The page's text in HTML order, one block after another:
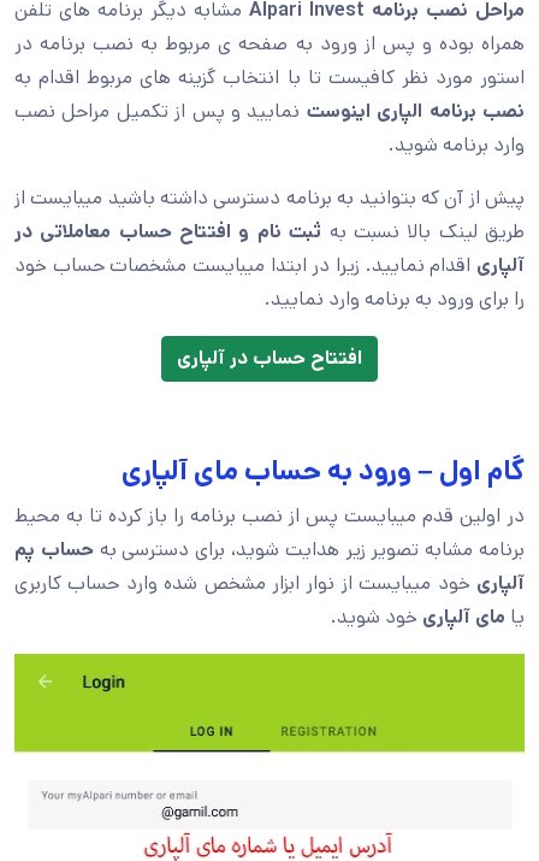
مراحل نصب برنامه Alpari Invest
مشابه دیگر برنامه های تلفن
همراه بوده و پس از ورود به صفحه ی مربوط به نصب برنامه در
استور مورد نظر کافیست تا با انتخاب گزینه های مربوط اقدام به
نصب برنامه الپاری اینوست نمایید و پس از تکمیل مراحل نصب
وارد برنامه شوید.
پیش از آن که بتوانید به برنامه دسترسی داشته باشید میبایست از
طریق لینک بالا نسبت به ثبت نام و افتتاح حساب معاملاتی در
آلپاری اقدام نمایید. زیرا در ابتدا میبایست مشخصات حساب خود
را برای ورود به برنامه وارد نمایید.
افتتاح حساب در آلپاری
گام اول – ورود به حساب مای آلپاری
در اولین قدم میبایست پس از نصب برنامه را باز کرده تا به محیط
برنامه مشابه تصویر زیر هدایت شوید، برای دسترسی به حساب پم
آلپاری خود میبایست از نوار ابزار مشخص شده وارد حساب کاربری
یا مای آلپاری خود شوید.